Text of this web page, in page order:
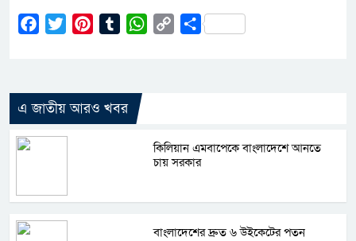
Facebook
Twitter PinterestTumblrWhatsApp
CopyShare
এ জাতীয় আরও খবর
কিলিয়ান এমবাপেকে বাংলাদেশে আনতে
চায় সরকার
বাংলাদেশের দ্রুত ৬ উইকেটের পতন